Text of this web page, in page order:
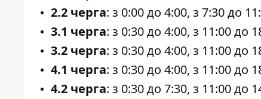
2.2 черга: з 0:00 до 4:00, з 7:30 до
3.1 черга: з 0:30 до 4:00, з 11:00 до
3.2 черга: з 0:30 до 4:00, з 11:00 до
4.1 черга: з 0:30 до 4:00, з 11:00 до
4.2 черга: з 0:30 до 7:30, з 11:00 до